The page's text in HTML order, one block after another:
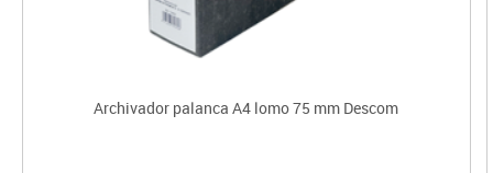
Archivador palanca A4 lomo 75 mm Descom